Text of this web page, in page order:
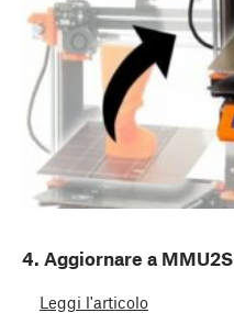
4. Aggiornare a MMU2S
Leggi l'articolo